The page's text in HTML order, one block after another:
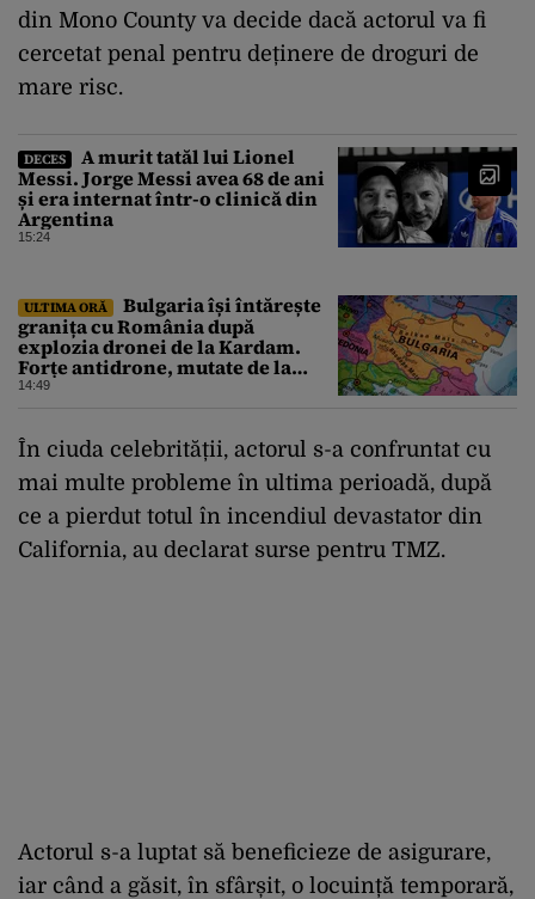
din Mono County va decide dacă actorul va fi
cercetat penal pentru deținere de droguri de
mare risc.
DECES
A murit tatăl lui Lionel
Messi. Jorge Messi avea 68 de ani
și era internat într-o clinică din
Argentina
15:24
ULTIMA ORĂ
Bulgaria își întărește
granița cu România după
explozia dronei de la Kardam.
Forțe antidrone, mutate de la
frontiera cu Turcia
14:49
În ciuda celebrității, actorul s-a confruntat cu
mai multe probleme în ultima perioadă, după
ce a pierdut totul în incendiul devastator din
California, au declarat surse pentru TMZ.
Actorul s-a luptat să beneficieze de asigurare,
iar când a găsit, în sfârșit, o locuință temporară,